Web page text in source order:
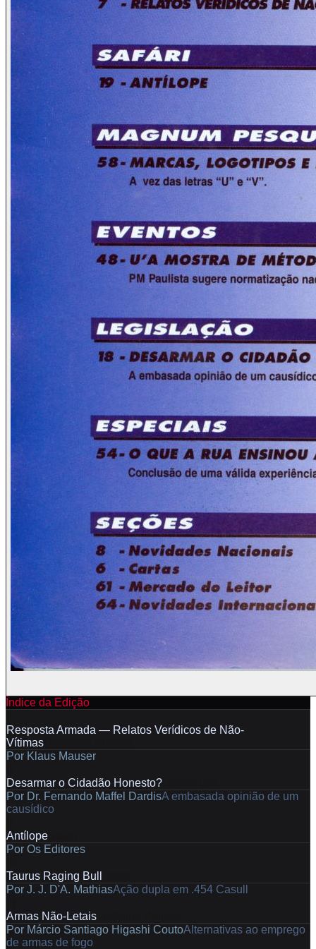
sustenta marginais ociosos nas cadeias e só espera para um
dia ser assaltada e poder, conforme a citada espantosa
pregação que já se acostumou a ver e ouvir, entregar tudo ao
bandido (e, às vezes, nem assim ser poupada, haja vista que
a marginalidade não está mais matando por reação, mas sim
para ver a ferida e o corpo cair).
Que saudade do tempo em que, crianças, podíamos brincar
nas ruas ou até mesmo colocar cadeiras na calçada, no fim
da tarde, sabendo que quem estava atrás das grades eram
os bandidos, e não os cidadãos honestos. Como? Ficção
científica? Não, não, isso realmente acontecia e nós éramos
felizes (como na letra de uma famosa canção popular, "e não
À marginalidade, nosso "parabéns" (ah, como gostaríamos
de, ao contrário, estar parabenizando as autoridades...).
Vocês conseguiram o que queriam, ou seja, poder contar
"carneira" e políticos corruptos ou apenas cegos) e propagar,
em alto e bom som, de acordo com uma expressão muito em
voga atualmente, que..." "tá dominado, 'tá tudo dominado"!!!
Índice da Edição
Resposta Armada — Relatos Verídicos de Não-
Vítimas
Por Klaus Mauser
Desarmar o Cidadão Honesto?
Por Dr. Fernando Maffel DardisA embasada opinião de um
causídico
Antílope
Por Os Editores
Taurus Raging Bull
Por J. J. D'A. MathiasAção dupla em .454 Casull
Armas Não-Letais
Por Márcio Santiago Higashi CoutoAlternativas ao emprego
de armas de fogo